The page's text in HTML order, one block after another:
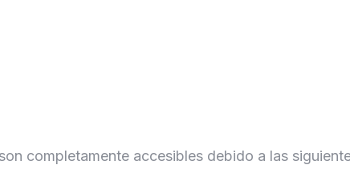
completamente accesibles debido a las